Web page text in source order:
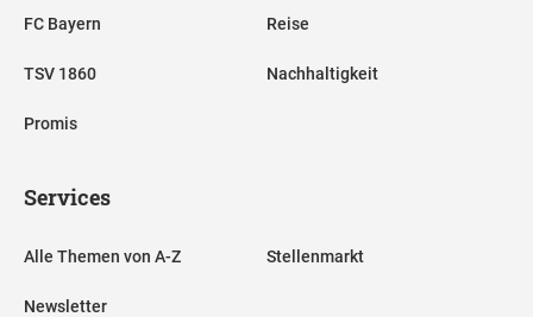
FC Bayern
TSV 1860
Promis
Reise
Nachhaltigkeit
Services
Alle Themen von A-Z
Newsletter
Stellenmarkt